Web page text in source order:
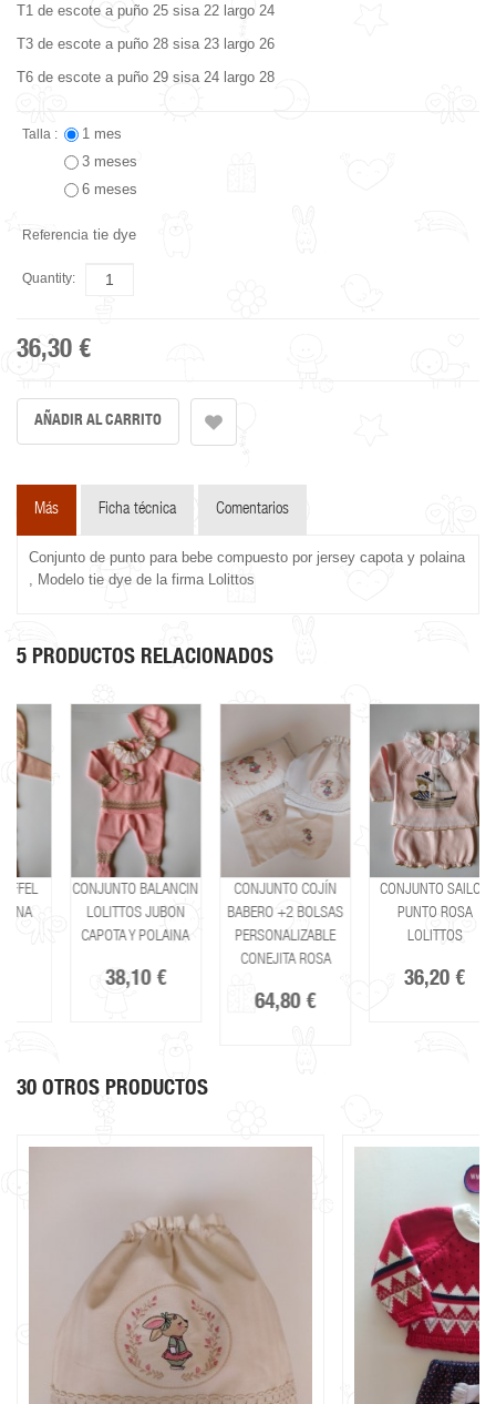
T1 de escote a puño 25 sisa 22 largo 24
T3 de escote a puño 28 sisa 23 largo 26
T6 de escote a puño 29 sisa 24 largo 28
Talla :
1 mes
3 meses
6 meses
Referencia tie dye
Quantity:
36,30 €
Más Ficha técnica Comentarios
Conjunto de punto para bebe compuesto por jersey capota y polaina
, Modelo tie dye de la firma Lolittos
5 PRODUCTOS RELACIONADOS
CONJUNTO BALANCIN
LOLITTOS JUBON
CAPOTA Y POLAINA
38,10 €
CONJUNTO COJÍN
BABERO +2 BOLSAS
PERSONALIZABLE
CONEJITA ROSA
64,80 €
CONJUNTO SAILOR
PUNTO ROSA
LOLITTOS
36,20 €
30 OTROS PRODUCTOS